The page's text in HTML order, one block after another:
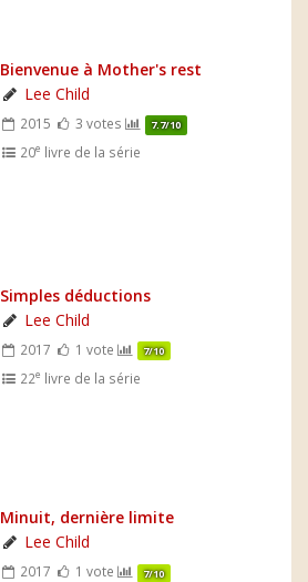
Bienvenue à Mother's rest
Lee Child
2015 3 votes 7.7/10
20e livre de la série
Simples déductions
Lee Child
2017 1 vote 7/10
22e livre de la série
Minuit, dernière limite
Lee Child
2017 1 vote 7/10